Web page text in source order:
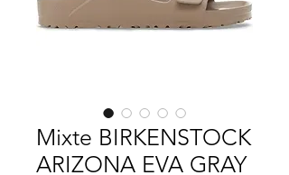
Mixte BIRKENSTOCK
ARIZONA EVA GRAY